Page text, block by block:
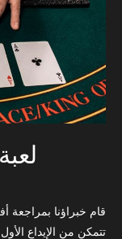
قام خبراؤنا بمراجعة
تتمكن من الإيداع